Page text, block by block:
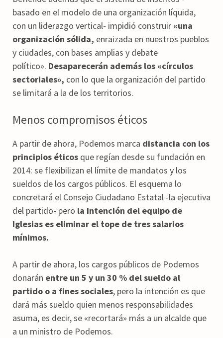
basado en el modelo de una organización líquida,
con un liderazgo vertical- impidió construir «una
organización sólida, enraizada en nuestros pueblos
y ciudades, con bases amplias y debate
político». Desaparecerán además los «círculos
sectoriales», con lo que la organización del partido
se limitará a la de los territorios.
Menos compromisos éticos
A partir de ahora, Podemos marca distancia con los
principios éticos que regían desde su fundación en
2014: se flexibilizan el límite de mandatos y los
sueldos de los cargos públicos. El esquema lo
concretará el Consejo Ciudadano Estatal -la ejecutiva
del partido- pero la intención del equipo de
Iglesias es eliminar el tope de tres salarios
mínimos.
A partir de ahora, los cargos públicos de Podemos
donarán entre un 5 y un 30 % del sueldo al
partido o a fines sociales, pero la intención es que
dará más sueldo quien menos responsabilidades
asuma, es decir, se «recortará» más a un alcalde que
a un ministro de Podemos.